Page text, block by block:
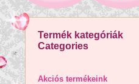
Termék kategóriák
Categories
Akciós termékeink